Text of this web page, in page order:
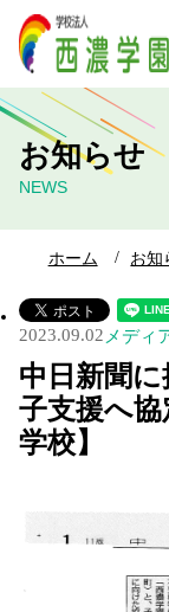
お知らせ
NEWS
ホーム お知
2023.09.02 メディ
中日新聞
子支援へ
学校】